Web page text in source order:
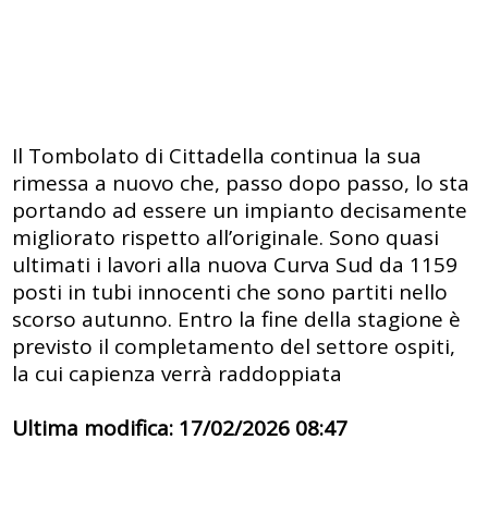
Il Tombolato di Cittadella continua la sua
rimessa a nuovo che, passo dopo passo, lo sta
portando ad essere un impianto decisamente
migliorato rispetto all’originale. Sono quasi
ultimati i lavori alla nuova Curva Sud da 1159
posti in tubi innocenti che sono partiti nello
scorso autunno. Entro la fine della stagione è
previsto il completamento del settore ospiti,
la cui capienza verrà raddoppiata
Ultima modifica: 17/02/2026 08:47